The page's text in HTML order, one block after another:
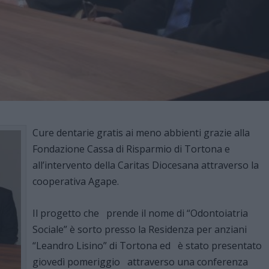
Cure dentarie gratis ai meno abbienti grazie alla
Fondazione Cassa di Risparmio di Tortona e
all’intervento della Caritas Diocesana attraverso la
cooperativa Agape.
Il progetto che prende il nome di “Odontoiatria
Sociale” è sorto presso la Residenza per anziani
“Leandro Lisino” di Tortona ed è stato presentato
giovedì pomeriggio attraverso una conferenza